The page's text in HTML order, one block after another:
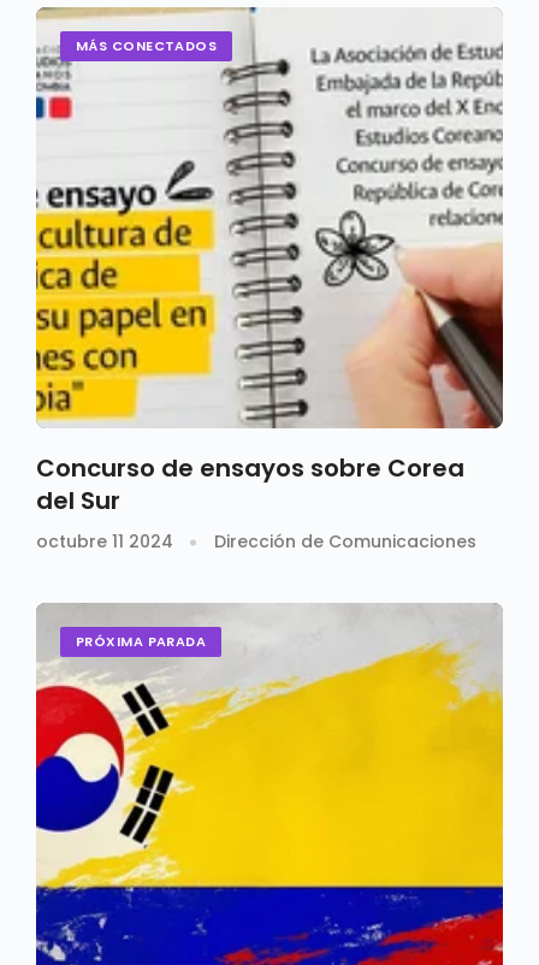
MÁS CONECTADOS
Concurso de ensayos sobre Corea
del Sur
octubre 11 2024 Dirección de Comunicaciones
PRÓXIMA PARADA